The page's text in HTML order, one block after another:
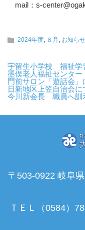
mail：s-
2024年度, ８月 , お知らせ
宇留生小学校 福祉
墨俣老人福祉センタ
門前サロン「遊話会」
日新地区上笠自治会
今川新会長 職員へ訓
〒503-0922 岐阜
ＴＥＬ（0584）